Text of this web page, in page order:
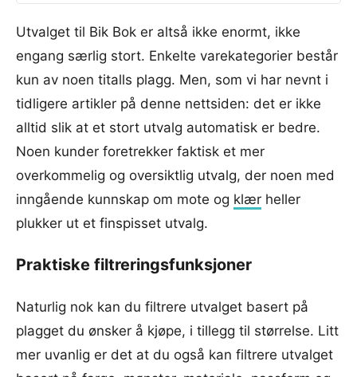
Utvalget til Bik Bok er altså ikke enormt, ikke
engang særlig stort. Enkelte varekategorier består
kun av noen titalls plagg. Men, som vi har nevnt i
tidligere artikler på denne nettsiden: det er ikke
alltid slik at et stort utvalg automatisk er bedre.
Noen kunder foretrekker faktisk et mer
overkommelig og oversiktlig utvalg, der noen med
inngående kunnskap om mote og klær heller
plukker ut et finspisset utvalg.
Praktiske filtreringsfunksjoner
Naturlig nok kan du filtrere utvalget basert på
plagget du ønsker å kjøpe, i tillegg til størrelse. Litt
mer uvanlig er det at du også kan filtrere utvalget